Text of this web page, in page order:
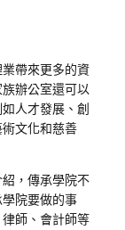
帶來更多的資
辦公室還可以
人才發展、創
文化和慈善
，傳承學院不
院要做的事
師、會計師等